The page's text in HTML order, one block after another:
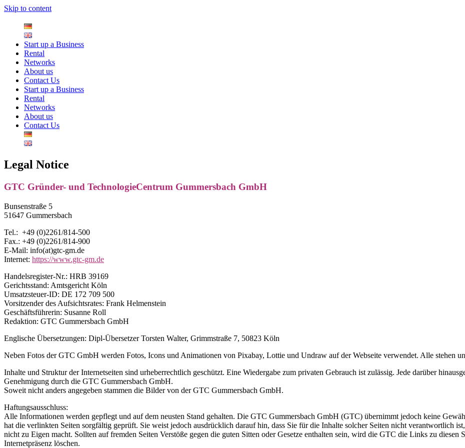
Skip to content
Start up a Business
Rental
Networks
About us
Contact Us
Start up a Business
Rental
Networks
About us
Contact Us
Legal Notice
GTC Gründer- und TechnologieCentrum Gummersbach GmbH
Bunsenstraße 5
51647 Gummersbach
Tel.: +49 (0)2261/814-500
Fax.: +49 (0)2261/814-900
E-Mail: info(at)gtc-gm.de
Internet: https://www.gtc-gm.de
Handelsregister-Nr.: HRB 39169
Gerichtsstand: Amtsgericht Köln
Umsatzsteuer-ID: DE 172 709 500
Vorsitzender des Aufsichtsrates: Frank Helmenstein
Geschäftsführerin: Susanne Roll
Redaktion: GTC Gummersbach GmbH
Englische Übersetzungen: Dipl-Übersetzer Torsten Walter, Grimmstraße 7, 50823 Köln
Neben Fotos der GTC GmbH werden Fotos, Icons und Animationen von Pixabay, Lottie und Undraw auf der Webseite verwendet. Alle stehen
Inhalte und Struktur der Internetseiten sind urheberrechtlich geschützt. Eine Wiedergabe zum privaten Gebrauch ist zulässig. Jede darüber
Genehmigung durch die GTC Gummersbach GmbH.
Soweit nicht anders angegeben stammen die Bilder von der GTC Gummersbach GmbH.
Haftungsausschluss:
Alle Informationen werden gepflegt und auf dem neusten Stand gehalten. Die GTC Gummersbach GmbH (GTC) übernimmt jedoch keine
hat die verlinkten Seiten sorgfältig geprüft. Sie weist jedoch ausdrücklich darauf hin, dass Sie für die Inhalte solcher Seiten nicht verantwortlich
nicht zu Eigen macht. Sollten auf fremden Seiten Verstöße gegen die guten Sitten oder Gesetze enthalten sein, wird die GTC die Links zu diesen
Internetpräsenz löschen.